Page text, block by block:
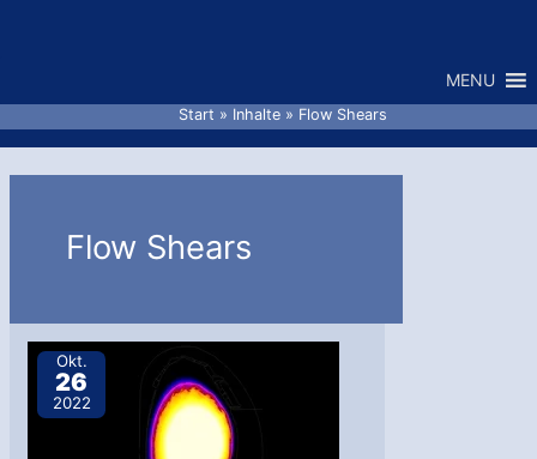
MENU
Start Inhalte Flow Shears
Flow Shears
Okt.
26
2022